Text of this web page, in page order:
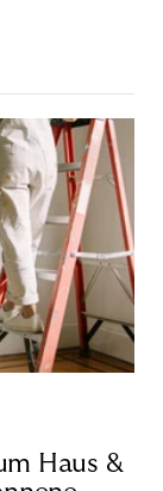
Haus &